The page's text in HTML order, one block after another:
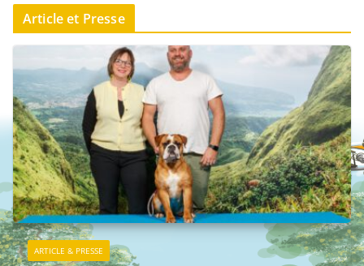
Article et Presse
ARTICLE & PRESSE